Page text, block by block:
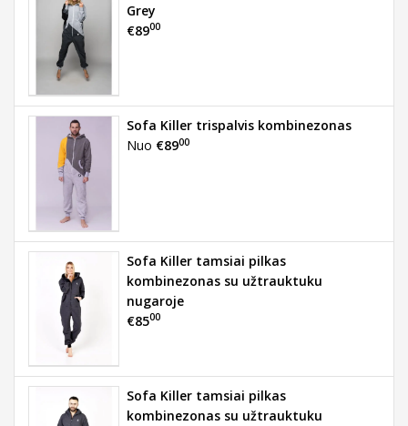
Grey
€8900
Sofa Killer trispalvis kombinezonas
Nuo €8900
Sofa Killer tamsiai pilkas
kombinezonas su užtrauktuku
nugaroje
€8500
Sofa Killer tamsiai pilkas
kombinezonas su užtrauktuku